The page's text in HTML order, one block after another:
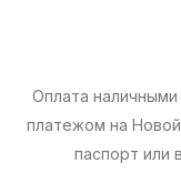
Оплата наличными
платежом на
паспорт или